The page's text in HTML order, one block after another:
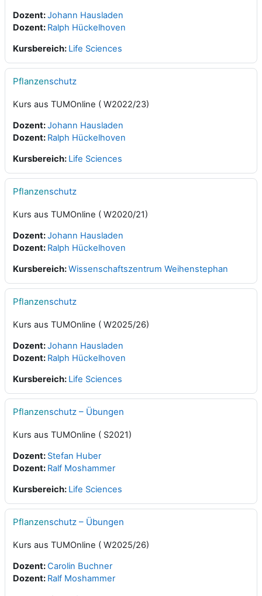
Dozent:Johann Hausladen
Dozent: Ralph Hückelhoven
Kursbereich: Life Sciences
Pflanzenschutz
Kurs aus TUMOnline ( W2022/23)
Dozent:Johann Hausladen
Dozent: Ralph Hückelhoven
Kursbereich: Life Sciences
Pflanzenschutz
Kurs aus TUMOnline ( W2020/21)
Dozent:Johann Hausladen
Dozent: Ralph Hückelhoven
Kursbereich:Wissenschaftszentrum Weihenstephan
Pflanzenschutz
Kurs aus TUMOnline ( W2025/26)
Dozent:Johann Hausladen
Dozent: Ralph Hückelhoven
Kursbereich: Life Sciences
Pflanzenschutz – Übungen
Kurs aus TUMOnline ( S2021)
Dozent: Stefan Huber
Dozent: Ralf Moshammer
Kursbereich: Life Sciences
Pflanzenschutz – Übungen
Kurs aus TUMOnline ( W2025/26)
Dozent:Carolin Buchner
Dozent: Ralf Moshammer